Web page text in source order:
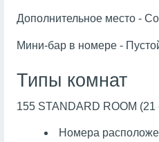
Дополнительное место -
Мини-бар в номере -
Типы комнат
155 STANDARD ROOM (21
Номера